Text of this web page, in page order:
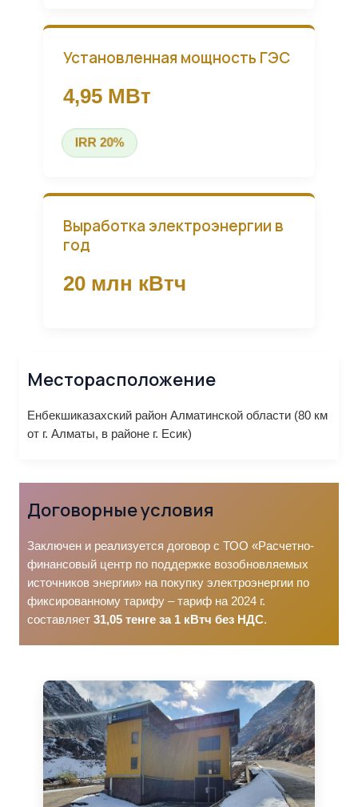
Установленная мощность ГЭС
4,95 МВт
IRR 20%
Выработка электроэнергии в
год
20 млн кВтч
Месторасположение
Енбекшиказахский район Алматинской области (80 км
от г. Алматы, в районе г. Есик)
Договорные условия
Заключен и реализуется договор с ТОО «Расчетно-
финансовый центр по поддержке возобновляемых
источников энергии» на покупку электроэнергии по
фиксированному тарифу – тариф на 2024 г.
составляет 31,05 тенге за 1 кВтч без НДС.